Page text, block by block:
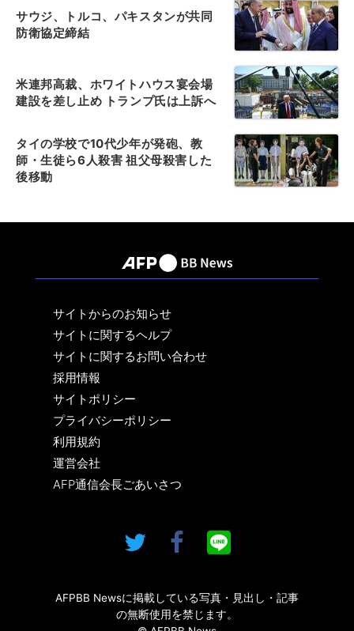
サウジ、トルコ、パキスタンが共同
防衛協定締結
米連邦高裁、ホワイトハウス宴会場
建設を差し止め トランプ氏は上訴へ
タイの学校で10代少年が発砲、教
師・生徒ら6人殺害 祖父母殺害した
後移動
サイトからのお知らせ
サイトに関するヘルプ
サイトに関するお問い合わせ
採用情報
サイトポリシー
プライバシーポリシー
利用規約
運営会社
AFP通信会長ごあいさつ
AFPBB Newsに掲載している写真・見出し・記事
の無断使用を禁じます。